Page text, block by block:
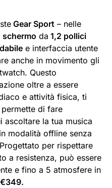
Gear Sport – nelle
schermo da 1,2 pollici
e interfaccia utente
anche in movimento gli
Questo
oltre a essere
e attività fisica, ti
permette di fare
ascoltare la tua musica
modalità offline senza
per rispettare
a resistenza, può essere
e fino a 5 atmosfere in
€349.